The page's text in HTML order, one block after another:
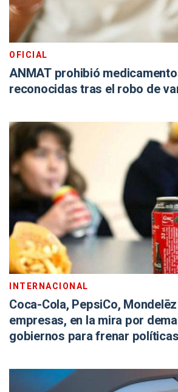
OFICIAL
ANMAT prohibió
reconocidas tras el robo de
INTERNACIONAL
Coca-Cola, PepsiCo,
empresas, en la mira por
gobiernos para frenar